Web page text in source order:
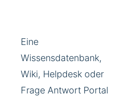
Eine
Wissensdatenbank,
Wiki, Helpdesk oder
Frage Antwort Portal